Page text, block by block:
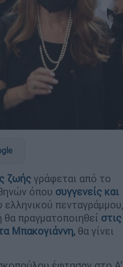
ζωής γράφεται από το
όπου συγγενείς και
πενταγράμμου,
πραγματοποιηθεί στις
Μπακογιάννη, θα γίνει